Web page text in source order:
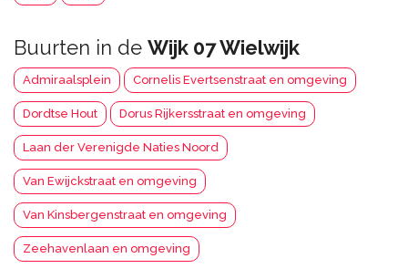
Buurten in de Wijk 07 Wielwijk
Admiraalsplein Cornelis Evertsenstraat en omgeving
Dordtse Hout Dorus Rijkersstraat en omgeving
Laan der Verenigde Naties Noord
Van Ewijckstraat en omgeving
Van Kinsbergenstraat en omgeving
Zeehavenlaan en omgeving